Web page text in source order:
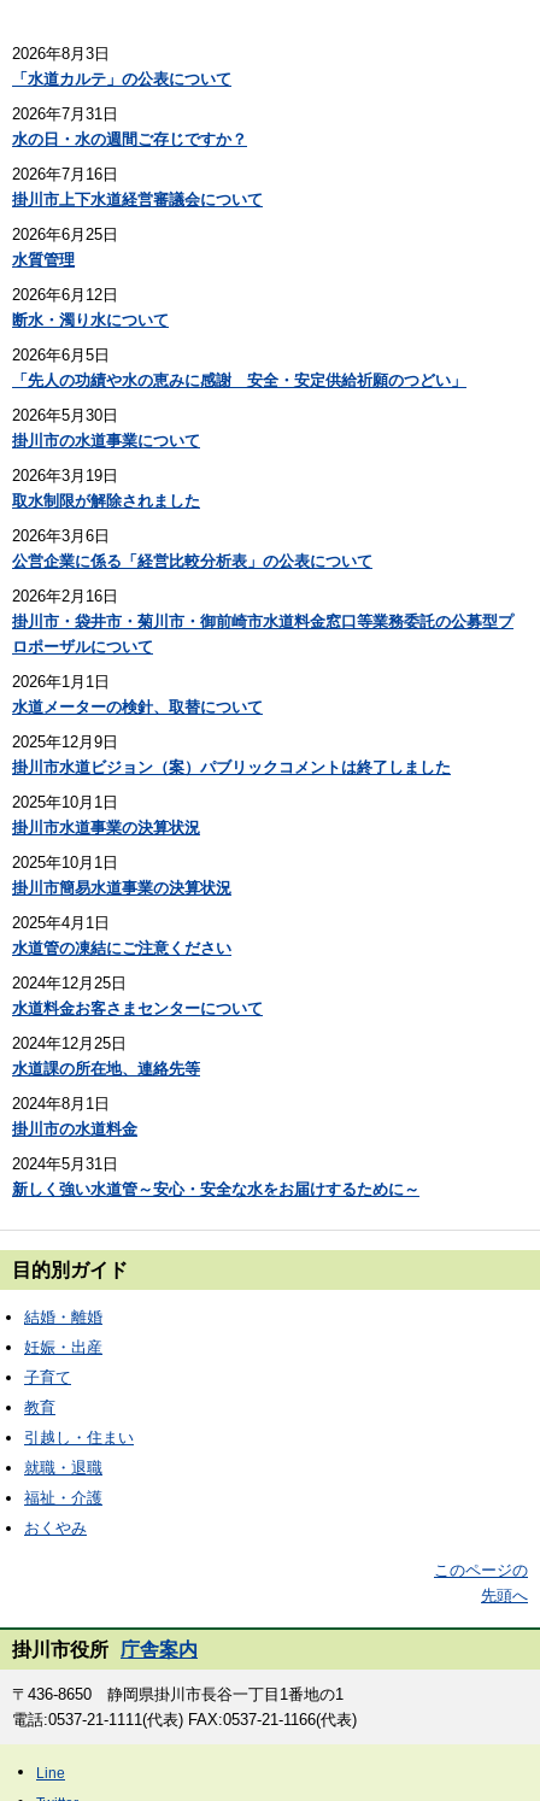
2026年8月3日
「水道カルテ」の公表について
2026年7月31日
水の日・水の週間ご存じですか？
2026年7月16日
掛川市上下水道経営審議会について
2026年6月25日
水質管理
2026年6月12日
断水・濁り水について
2026年6月5日
「先人の功績や水の恵みに感謝 安全・安定供給祈願のつどい」
2026年5月30日
掛川市の水道事業について
2026年3月19日
取水制限が解除されました
2026年3月6日
公営企業に係る「経営比較分析表」の公表について
2026年2月16日
掛川市・袋井市・菊川市・御前崎市水道料金窓口等業務委託の公募型プ
ロポーザルについて
2026年1月1日
水道メーターの検針、取替について
2025年12月9日
掛川市水道ビジョン（案）パブリックコメントは終了しました
2025年10月1日
掛川市水道事業の決算状況
2025年10月1日
掛川市簡易水道事業の決算状況
2025年4月1日
水道管の凍結にご注意ください
2024年12月25日
水道料金お客さまセンターについて
2024年12月25日
水道課の所在地、連絡先等
2024年8月1日
掛川市の水道料金
2024年5月31日
新しく強い水道管～安心・安全な水をお届けするために～
目的別ガイド
結婚・離婚
妊娠・出産
子育て
教育
引越し・住まい
就職・退職
福祉・介護
おくやみ
このページの
先頭へ
掛川市役所 庁舎案内
〒436-8650 静岡県掛川市長谷一丁目1番地の1
電話:0537-21-1111(代表) FAX:0537-21-1166(代表)